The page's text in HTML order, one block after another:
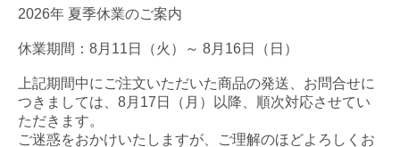
2026年 夏季休業のご案内
休業期間：8月11日（火）～ 8月16日（日）
上記期間中にご注文いただいた商品の発送、お問合せに
つきましては、8月17日（月）以降、順次対応させてい
ただきます。
ご迷惑をおかけいたしますが、ご理解のほどよろしくお